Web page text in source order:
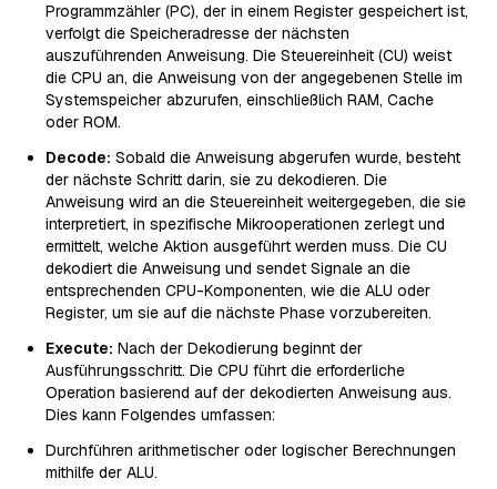
Programmzähler (PC), der in einem Register gespeichert ist,
verfolgt die Speicheradresse der nächsten
auszuführenden Anweisung. Die Steuereinheit (CU) weist
die CPU an, die Anweisung von der angegebenen Stelle im
Systemspeicher abzurufen, einschließlich RAM, Cache
oder ROM.
Decode: Sobald die Anweisung abgerufen wurde, besteht
der nächste Schritt darin, sie zu dekodieren. Die
Anweisung wird an die Steuereinheit weitergegeben, die sie
interpretiert, in spezifische Mikrooperationen zerlegt und
ermittelt, welche Aktion ausgeführt werden muss. Die CU
dekodiert die Anweisung und sendet Signale an die
entsprechenden CPU-Komponenten, wie die ALU oder
Register, um sie auf die nächste Phase vorzubereiten.
Execute: Nach der Dekodierung beginnt der
Ausführungsschritt. Die CPU führt die erforderliche
Operation basierend auf der dekodierten Anweisung aus.
Dies kann Folgendes umfassen:
Durchführen arithmetischer oder logischer Berechnungen
mithilfe der ALU.